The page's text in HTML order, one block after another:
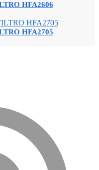
HFA2606
HFA2705